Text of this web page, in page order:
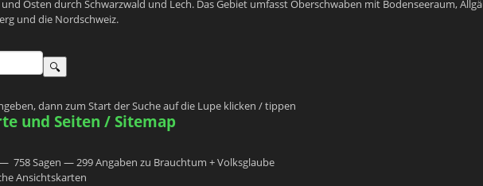
Osten durch Schwarzwald und Lech. Das Gebiet umfasst Oberschwaben mit Bodenseeraum,
und die Nordschweiz.
🔍
dann zum Start der Suche auf die Lupe klicken / tippen
und Seiten / Sitemap
758 Sagen — 299 Angaben zu Brauchtum + Volksglaube
Ansichtskarten